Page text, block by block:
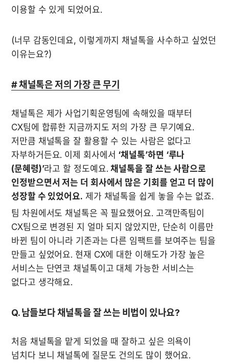
이용할 수 있게 되었어요.
(너무 감동인데요, 이렇게까지 채널톡을 사수하고 싶었던
이유는요?)
# 채널톡은 저의 가장 큰 무기
채널톡은 제가 사업기획운영팀에 속해있을 때부터
CX팀에 합류한 지금까지도 저의 가장 큰 무기예요.
저만큼 채널톡을 잘 활용할 수 있는 사람은 없다고
자부하거든요. 이제 회사에서 ‘채널톡’하면 ‘루나
(문혜령)’라고 할 정도예요. 채널톡을 잘 쓰는 사람으로
인정받으면서 저는 더 회사에서 많은 기회를 얻고 더 많이
성장할 수 있었어요. 제가 채널톡을 쉽게 놓을 수는 없죠.
팀 차원에서도 채널톡은 꼭 필요했어요. 고객만족팀이
CX팀으로 변경된 지 얼마 되지 않았지만, 단순히 이름만
바뀐 팀이 아니라 기존과는 다른 임팩트를 보여주는 팀을
만들고 싶었어요. 현재 CX에 대한 이해도가 가장 높은
서비스는 단연코 채널톡이고 대체 가능한 서비스는
없다고 생각해요.
Q. 남들보다 채널톡을 잘 쓰는 비법이 있나요?
처음 채널톡을 맡게 되었을 때 잘하고 싶은 의욕이
넘치다 보니 채널톡에 질문도 건의도 많이 했어요.